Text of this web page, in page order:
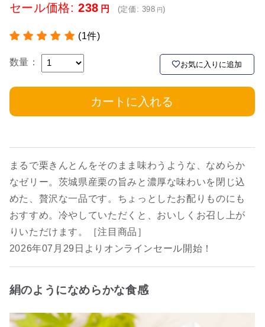
セール価格:238 (定価: 398 )
(1件)
数量： お気に入りに追加
カートに入れる
まるで栗きんとんをそのまま味わうような、なめらか
なゼリー。茨城県産栗の旨みと濃厚な味わいを閉じ込
めた、贅沢な一品です。ちょっとしたお配りものにも
おすすめ。冷やしていただくと、おいしくお召し上が
りいただけます。［注目商品］
2026年07月29日よりオンラインセール開始！
絹のようになめらかな食感